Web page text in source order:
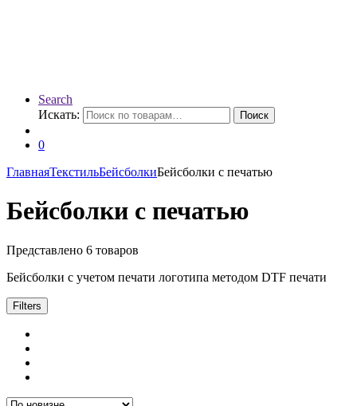
Search
Искать:
Поиск
0
ГлавнаяТекстильБейсболкиБейсболки с печатью
Бейсболки с печатью
Представлено 6 товаров
Бейсболки с учетом печати логотипа методом DTF печати
Filters